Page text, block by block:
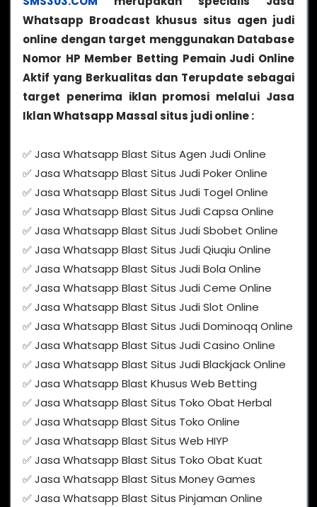
Whatsapp Broadcast khusus situs agen judi
online dengan target menggunakan Database
Nomor HP Member Betting Pemain Judi Online
Aktif yang Berkualitas dan Terupdate sebagai
target penerima iklan promosi melalui Jasa
Iklan Whatsapp Massal situs judi online :
✅ Jasa Whatsapp Blast Situs Agen Judi Online
✅ Jasa Whatsapp Blast Situs Judi Poker Online
✅ Jasa Whatsapp Blast Situs Judi Togel Online
✅ Jasa Whatsapp Blast Situs Judi Capsa Online
✅ Jasa Whatsapp Blast Situs Judi Sbobet Online
✅ Jasa Whatsapp Blast Situs Judi Qiuqiu Online
✅ Jasa Whatsapp Blast Situs Judi Bola Online
✅ Jasa Whatsapp Blast Situs Judi Ceme Online
✅ Jasa Whatsapp Blast Situs Judi Slot Online
✅ Jasa Whatsapp Blast Situs Judi Dominoqq Online
✅ Jasa Whatsapp Blast Situs Judi Casino Online
✅ Jasa Whatsapp Blast Situs Judi Blackjack Online
✅ Jasa Whatsapp Blast Khusus Web Betting
✅ Jasa Whatsapp Blast Situs Toko Obat Herbal
✅ Jasa Whatsapp Blast Situs Toko Online
✅ Jasa Whatsapp Blast Situs Web HIYP
✅ Jasa Whatsapp Blast Situs Toko Obat Kuat
✅ Jasa Whatsapp Blast Situs Money Games
✅ Jasa Whatsapp Blast Situs Pinjaman Online